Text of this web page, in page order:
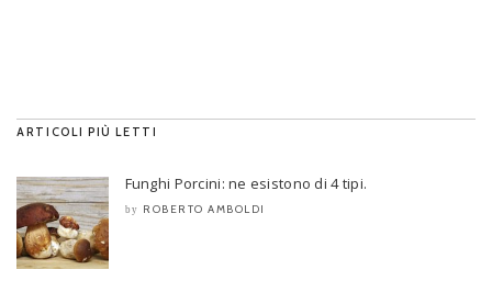
ARTICOLI PIÙ LETTI
Funghi Porcini: ne esistono di 4 tipi.
by ROBERTO AMBOLDI